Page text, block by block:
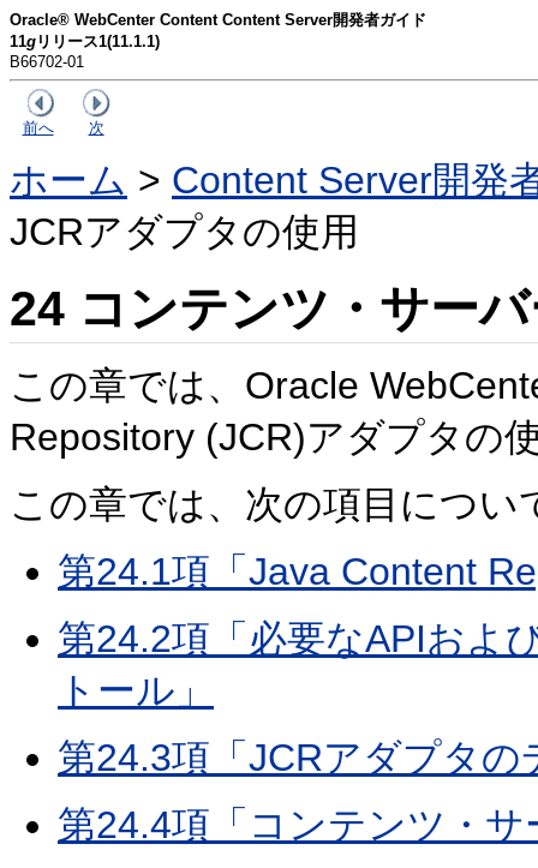
Oracle® WebCenter Content Content Server開発者ガイド
11g リリース1(11.1.1)
B66702-01
前へ 次
ホーム > Content Server開発
JCRアダプタの使用
24 コンテンツ・サー
この章では、Oracle
Repository (JCR)アダプタの
この章では、次の項目につい
第24.1項「Java Content
第24.2項「必要なAPIおよ
トール」
第24.3項「JCRアダプタの
第24.4項「コンテンツ・